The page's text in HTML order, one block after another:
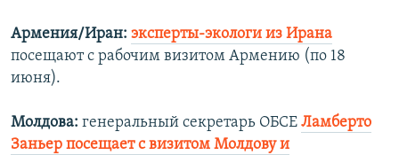
Армения/Иран: эксперты-экологи из Ирана
посещают с рабочим визитом Армению (по 18
июня).
Молдова: генеральный секретарь ОБСЕ Ламберто
Заньер посещает с визитом Молдову и